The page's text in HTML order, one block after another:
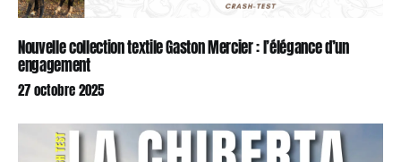
Nouvelle collection textile Gaston Mercier : l’élégance d’un
engagement
27 octobre 2025